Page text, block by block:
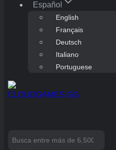
Español
English
Français
Deutsch
Italiano
Portuguese
Search